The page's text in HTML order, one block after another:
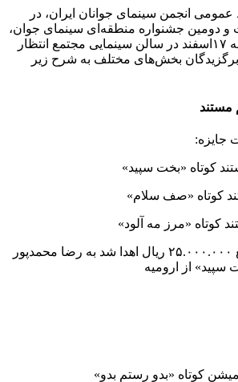
عمومی انجمن سینمای جوانان ایران، در
دومین جشنواره منطقه‌ای سینمای جوان،
شبدیز که شامگاه جمعه ۱۷اسفند در سالن سینمایی مجتمع انتظار
برگزیدگان بخش‌های مختلف به شرح زیر
مستند
کوتاه «بخت سپید»
کوتاه «صف سلام»
کوتاه «مرز مه آلود»
تندیس جشنواره و مبلغ ۲۵.۰۰۰.۰۰۰ ریال اهدا شد به رضا محمدپور
سپید» از ارومیه
کوتاه «بدو رستم بدو»